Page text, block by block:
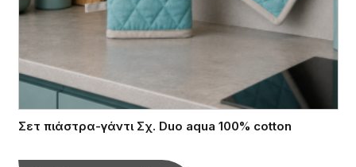
Σετ πιάστρα-γάντι Σχ. Duo aqua 100% cotton